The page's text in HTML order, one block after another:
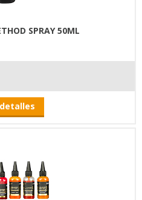
SPRAY 50ML